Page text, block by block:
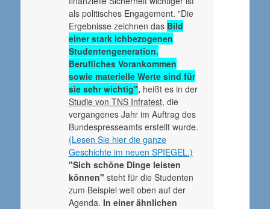
als politisches Engagement. "Die
Ergebnisse zeichnen das Bild
einer stark ichbezogenen
Studentengeneration.
Berufliches Vorankommen
sowie materielle Werte sind für
sie sehr wichtig", heißt es in der
Studie von TNS Infratest, die
vergangenes Jahr im Auftrag des
Bundespresseamts erstellt wurde.
(Lesen Sie hier die ganze
Geschichte im neuen SPIEGEL.)
"Sich schöne Dinge leisten
können" steht für die Studenten
zum Beispiel weit oben auf der
Agenda. In einer ähnlichen